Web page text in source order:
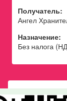
Получатель:
Ангел
Назначение:
Без налога